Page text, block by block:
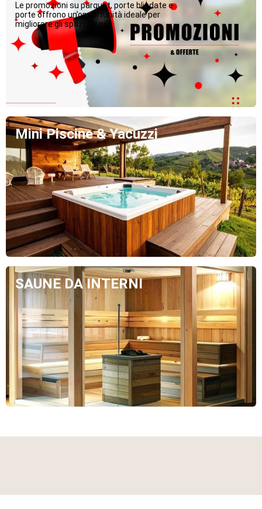
Le promozioni su parquet, porte blindate e
porte offrono un’opportunità ideale per
migliorare gli spazi...Di più
Mini Piscine & Yacuzzi
SAUNE DA INTERNI